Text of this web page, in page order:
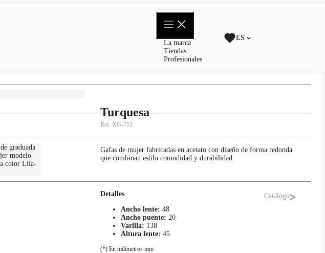
La marca
Tiendas
Profesionales
ES
Turquesa
Ref.XG-712
Gafas de mujer fabricadas en acetato con diseño de forma redonda
que combinan estilo comodidad y durabilidad.
Detalles
Ancho lente: 48
Ancho puente: 20
Varilla: 138
Altura lente: 45
(*) En milímetros mm
Catálogo